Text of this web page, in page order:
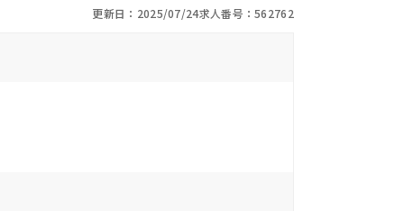
更新日：2025/07/24求人番号：562762